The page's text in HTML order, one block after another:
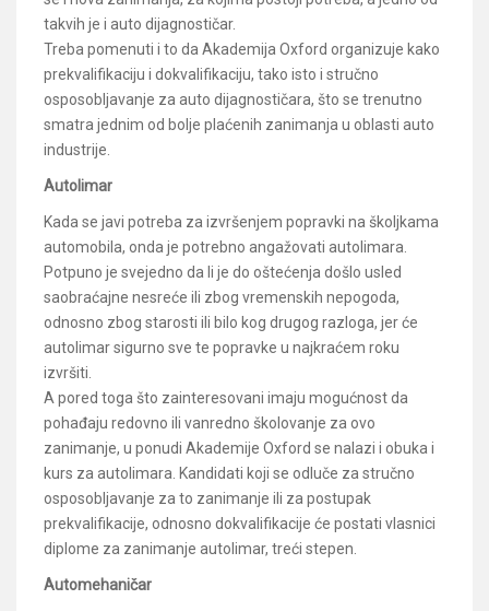
takvih je i auto dijagnostičar.
Treba pomenuti i to da Akademija Oxford organizuje kako
prekvalifikaciju i dokvalifikaciju, tako isto i stručno
osposobljavanje za auto dijagnostičara, što se trenutno
smatra jednim od bolje plaćenih zanimanja u oblasti auto
industrije.
Autolimar
Kada se javi potreba za izvršenjem popravki na školjkama
automobila, onda je potrebno angažovati autolimara.
Potpuno je svejedno da li je do oštećenja došlo usled
saobraćajne nesreće ili zbog vremenskih nepogoda,
odnosno zbog starosti ili bilo kog drugog razloga, jer će
autolimar sigurno sve te popravke u najkraćem roku
izvršiti.
A pored toga što zainteresovani imaju mogućnost da
pohađaju redovno ili vanredno školovanje za ovo
zanimanje, u ponudi Akademije Oxford se nalazi i obuka i
kurs za autolimara. Kandidati koji se odluče za stručno
osposobljavanje za to zanimanje ili za postupak
prekvalifikacije, odnosno dokvalifikacije će postati vlasnici
diplome za zanimanje autolimar, treći stepen.
Automehaničar